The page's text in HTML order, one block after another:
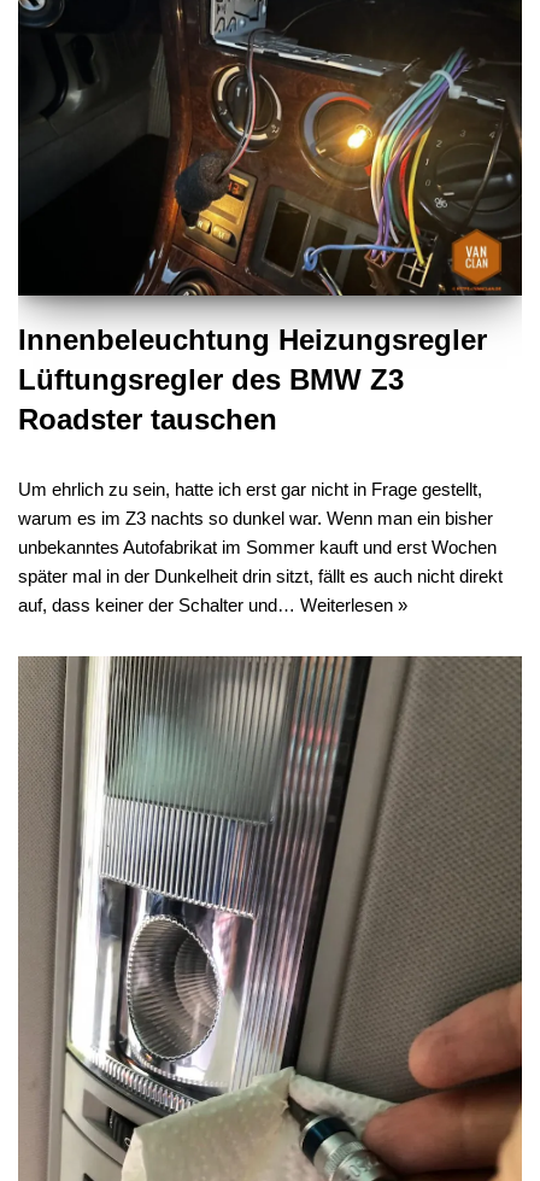
Innenbeleuchtung Heizungsregler
Lüftungsregler des BMW Z3
Roadster tauschen
Um ehrlich zu sein, hatte ich erst gar nicht in Frage gestellt,
warum es im Z3 nachts so dunkel war. Wenn man ein bisher
unbekanntes Autofabrikat im Sommer kauft und erst Wochen
später mal in der Dunkelheit drin sitzt, fällt es auch nicht direkt
auf, dass keiner der Schalter und… Weiterlesen »